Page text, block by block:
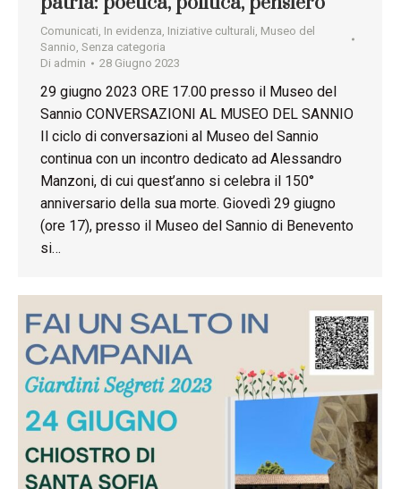
Comunicati, In evidenza, Iniziative culturali, Museo del
Sannio, Senza categoria
Di admin 28 Giugno 2023
29 giugno 2023 ORE 17.00 presso il Museo del
Sannio CONVERSAZIONI AL MUSEO DEL SANNIO
Il ciclo di conversazioni al Museo del Sannio
continua con un incontro dedicato ad Alessandro
Manzoni, di cui quest’anno si celebra il 150°
anniversario della sua morte. Giovedì 29 giugno
(ore 17), presso il Museo del Sannio di Benevento
si…